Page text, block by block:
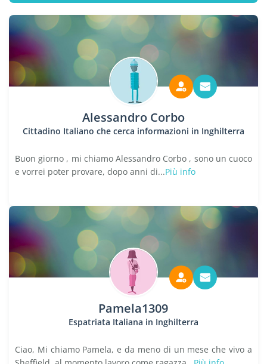
Alessandro Corbo
Cittadino Italiano che cerca informazioni in Inghilterra
Buon giorno , mi chiamo Alessandro Corbo , sono un cuoco
e vorrei poter provare, dopo anni di...Più info
Pamela1309
Espatriata Italiana in Inghilterra
Ciao, Mi chiamo Pamela, e da meno di un mese che vivo a